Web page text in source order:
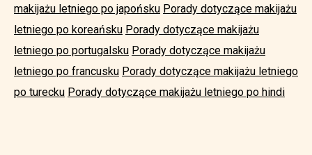
makijażu letniego po japońsku Porady dotyczące makijażu
letniego po koreańsku Porady dotyczące makijażu
letniego po portugalsku Porady dotyczące makijażu
letniego po francusku Porady dotyczące makijażu letniego
po turecku Porady dotyczące makijażu letniego po hindi